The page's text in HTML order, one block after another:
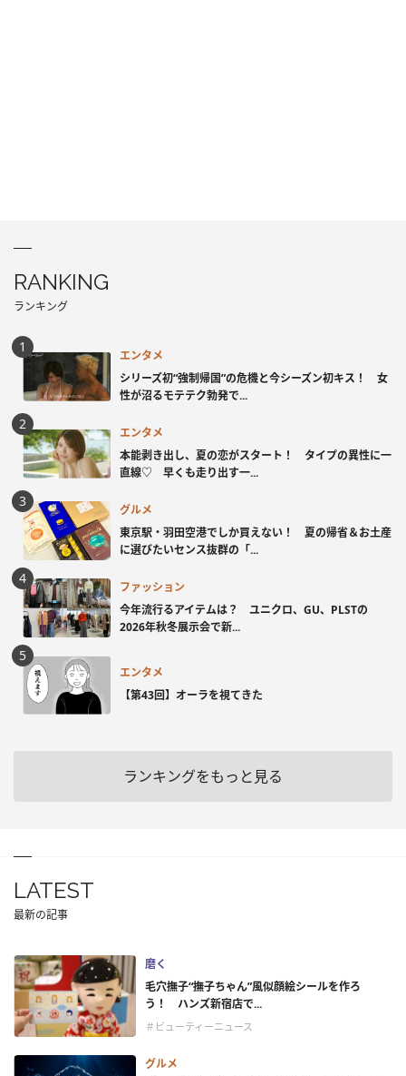
RANKING
ランキング
エンタメ
シリーズ初“強制帰国”の危機と今シーズン初キス！ 女
性が沼るモテテク勃発で...
エンタメ
本能剥き出し、夏の恋がスタート！ タイプの異性に一
直線♡ 早くも走り出す一...
グルメ
東京駅・羽田空港でしか買えない！ 夏の帰省＆お土産
に選びたいセンス抜群の「...
ファッション
今年流行るアイテムは？ ユニクロ、GU、PLSTの
2026年秋冬展示会で新...
エンタメ
【第43回】オーラを視てきた
ランキングをもっと見る
LATEST
最新の記事
磨く
毛穴撫子“撫子ちゃん”風似顔絵シールを作ろ
う！ ハンズ新宿店で...
＃ビューティーニュース
グルメ